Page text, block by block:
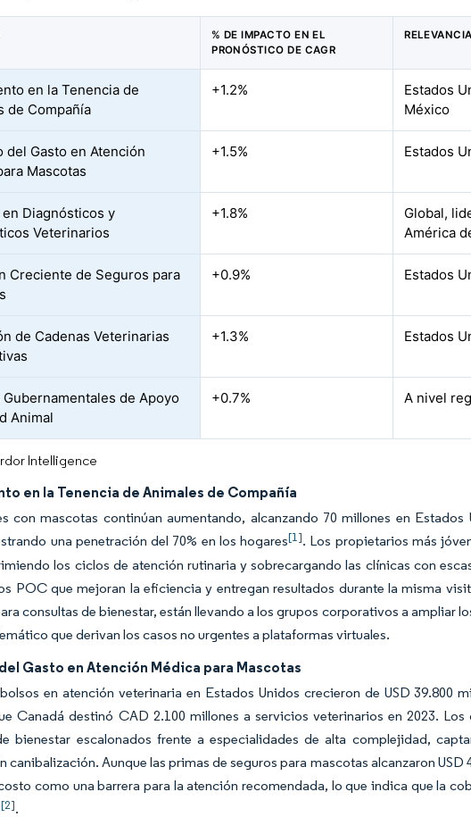
% DE IMPACTO EN EL
PRONÓSTICO DE CAGR
en la Tenencia de
de Compañía
+1.2%
Estados
México
del Gasto en Atención
Mascotas
+1.5% Estados
en Diagnósticos y
Veterinarios
+1.8%
Global,
América
Creciente de Seguros para
+0.9% Estados
de Cadenas Veterinarias
+1.3% Estados
de Apoyo
Animal
+0.7% A nivel
Intelligence
en la Tenencia de Animales de Compañía
con mascotas continúan aumentando, alcanzando 70 millones en
una penetración del 70% en los hogares[1]. Los propietarios más
los ciclos de atención rutinaria y sobrecargando las clínicas con
POC que mejoran la eficiencia y entregan resultados durante la misma
consultas de bienestar, están llevando a los grupos corporativos a ampliar
que derivan los casos no urgentes a plataformas virtuales.
Gasto en Atención Médica para Mascotas
en atención veterinaria en Estados Unidos crecieron de USD 39.800
Canadá destinó CAD 2.100 millones a servicios veterinarios en 2023.
bienestar escalonados frente a especialidades de alta complejidad,
canibalización. Aunque las primas de seguros para mascotas alcanzaron USD
como una barrera para la atención recomendada, lo que indica que la
[2].